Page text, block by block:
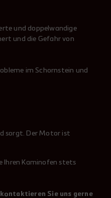
und doppelwandige
und die Gefahr von
im Schornstein und
sorgt. Der Motor ist
Ihren Kaminofen stets
Sie uns gerne